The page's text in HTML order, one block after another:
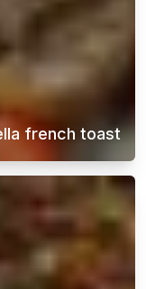
kinesisk maträtt
french toast
Om du är